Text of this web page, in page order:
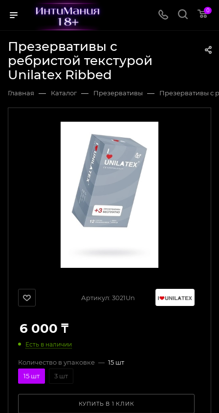
0
Презервативы с
ребристой текстурой
Unilatex Ribbed
Главная — Каталог — Презервативы — Презервативы с
Артикул: 3021Un
6 000 ₸
Есть в наличии
Количество в упаковке — 15 шт
15 шт
3 шт
КУПИТЬ В 1 КЛИК